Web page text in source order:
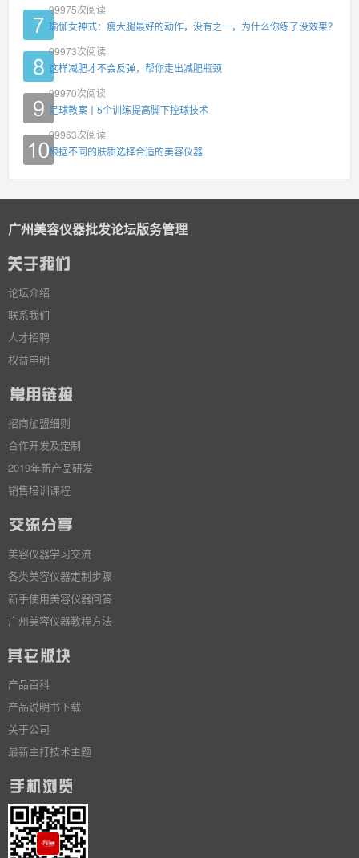
99975次阅读
瑜伽女神式：瘦大腿最好的动作，没有之一，为什么你练了没效果？
99973次阅读
这样减肥才不会反弹，帮你走出减肥瓶颈
99970次阅读
足球教案丨5个训练提高脚下控球技术
99963次阅读
根据不同的肤质选择合适的美容仪器
广州美容仪器批发论坛版务管理
论坛介绍
联系我们
人才招聘
权益申明
招商加盟细则
合作开发及定制
2019年新产品研发
销售培训课程
美容仪器学习交流
各类美容仪器定制步骤
新手使用美容仪器问答
广州美容仪器教程方法
产品百科
产品说明书下载
关于公司
最新主打技术主题